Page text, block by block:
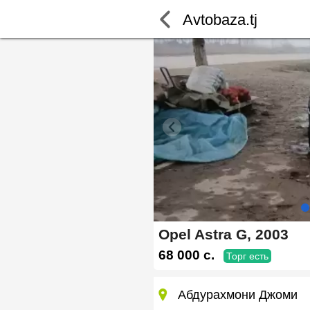
Opel Astra G, 2003
68 000 c. Торг есть
Абдурахмони Джоми
Avtobaza.tj